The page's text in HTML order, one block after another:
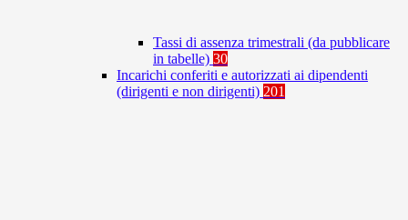
Tassi di assenza trimestrali (da pubblicare
in tabelle) 30
Incarichi conferiti e autorizzati ai dipendenti
(dirigenti e non dirigenti) 201